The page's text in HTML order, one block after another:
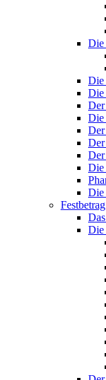
Die
Die
Die
Der
Die
Der
Der
Die
Die
Die